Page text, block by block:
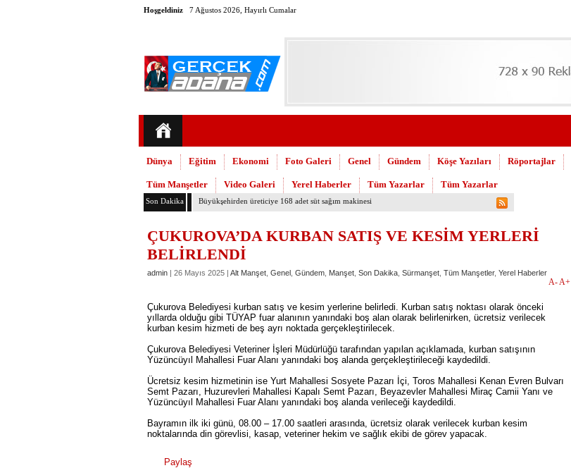
Hoşgeldiniz 7 Ağustos 2026, Hayırlı Cumalar
Dünya Eğitim Ekonomi Foto Galeri Genel Gündem Köşe Yazıları Röportajlar
Tüm Manşetler Video Galeri Yerel Haberler Tüm Yazarlar Tüm Yazarlar
Son Dakika Adana’daki cinayetler mecliste konuşuldu
ÇUKUROVA’DA KURBAN SATIŞ VE KESİM YERLERİ
BELİRLENDİ
admin | 26 Mayıs 2025 | Alt Manşet Genel Gündem Manşet Son Dakika Sürmanşet Tüm Manşetler, Yerel Haberler
A-A+
Çukurova Belediyesi kurban satış ve kesim yerlerine belirledi. Kurban satış noktası olarak önceki
yıllarda olduğu gibi TÜYAP fuar alanının yanındaki boş alan olarak belirlenirken, ücretsiz verilecek
kurban kesim hizmeti de beş ayrı noktada gerçekleştirilecek.
Çukurova Belediyesi Veteriner İşleri Müdürlüğü tarafından yapılan açıklamada, kurban satışının
Yüzüncüyıl Mahallesi Fuar Alanı yanındaki boş alanda gerçekleştirileceği kaydedildi.
Ücretsiz kesim hizmetinin ise Yurt Mahallesi Sosyete Pazarı İçi, Toros Mahallesi Kenan Evren Bulvarı
Semt Pazarı, Huzurevleri Mahallesi Kapalı Semt Pazarı, Beyazevler Mahallesi Miraç Camii Yanı ve
Yüzüncüyıl Mahallesi Fuar Alanı yanındaki boş alanda verileceği kaydedildi.
Bayramın ilk iki günü, 08.00 – 17.00 saatleri arasında, ücretsiz olarak verilecek kurban kesim
noktalarında din görevlisi, kasap, veteriner hekim ve sağlık ekibi de görev yapacak.
Paylaş